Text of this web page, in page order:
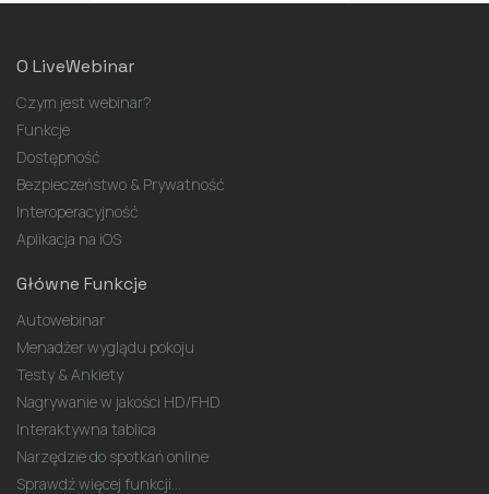
O LiveWebinar
Czym jest webinar?
Funkcje
Dostępność
Bezpieczeństwo & Prywatność
Interoperacyjność
Aplikacja na iOS
Główne Funkcje
Autowebinar
Menadżer wyglądu pokoju
Testy & Ankiety
Nagrywanie w jakości HD/FHD
Interaktywna tablica
Narzędzie do spotkań online
Sprawdź więcej funkcji...